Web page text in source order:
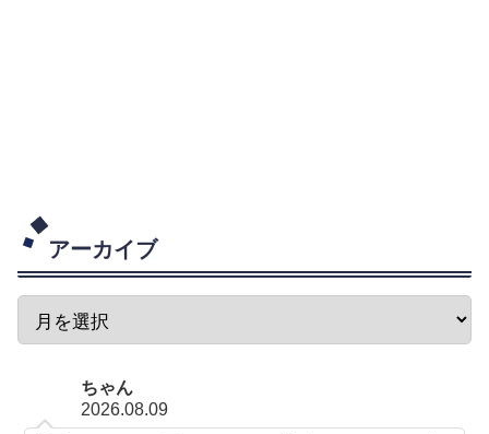
アーカイブ
ちゃん
2026.08.09